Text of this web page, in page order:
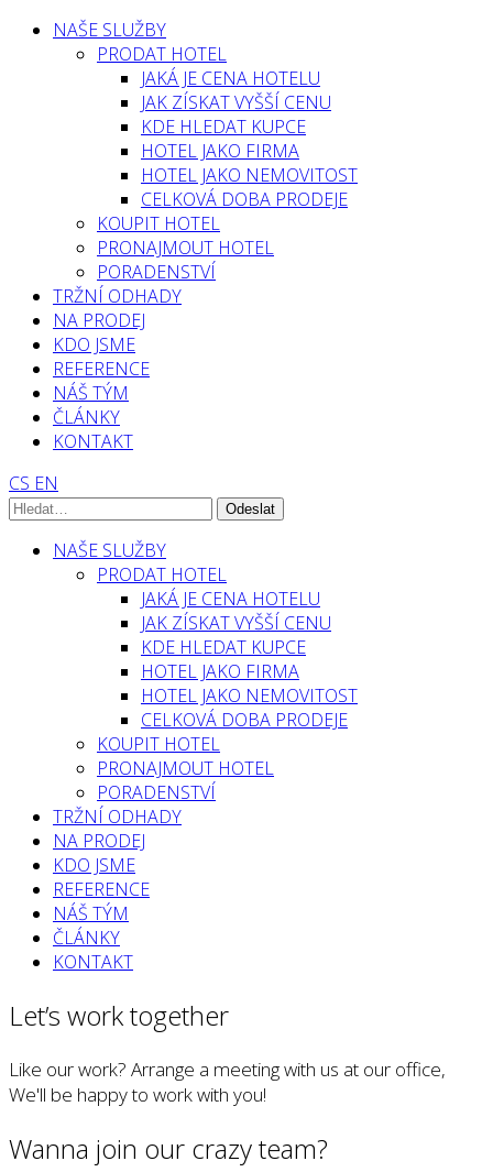
NAŠE SLUŽBY
PRODAT HOTEL
JAKÁ JE CENA HOTELU
JAK ZÍSKAT VYŠŠÍ CENU
KDE HLEDAT KUPCE
HOTEL JAKO FIRMA
HOTEL JAKO NEMOVITOST
CELKOVÁ DOBA PRODEJE
KOUPIT HOTEL
PRONAJMOUT HOTEL
PORADENSTVÍ
TRŽNÍ ODHADY
NA PRODEJ
KDO JSME
REFERENCE
NÁŠ TÝM
ČLÁNKY
KONTAKT
CS EN
NAŠE SLUŽBY
PRODAT HOTEL
JAKÁ JE CENA HOTELU
JAK ZÍSKAT VYŠŠÍ CENU
KDE HLEDAT KUPCE
HOTEL JAKO FIRMA
HOTEL JAKO NEMOVITOST
CELKOVÁ DOBA PRODEJE
KOUPIT HOTEL
PRONAJMOUT HOTEL
PORADENSTVÍ
TRŽNÍ ODHADY
NA PRODEJ
KDO JSME
REFERENCE
NÁŠ TÝM
ČLÁNKY
KONTAKT
Let’s work together
Like our work? Arrange a meeting with us at our office,
We'll be happy to work with you!
Wanna join our crazy team?